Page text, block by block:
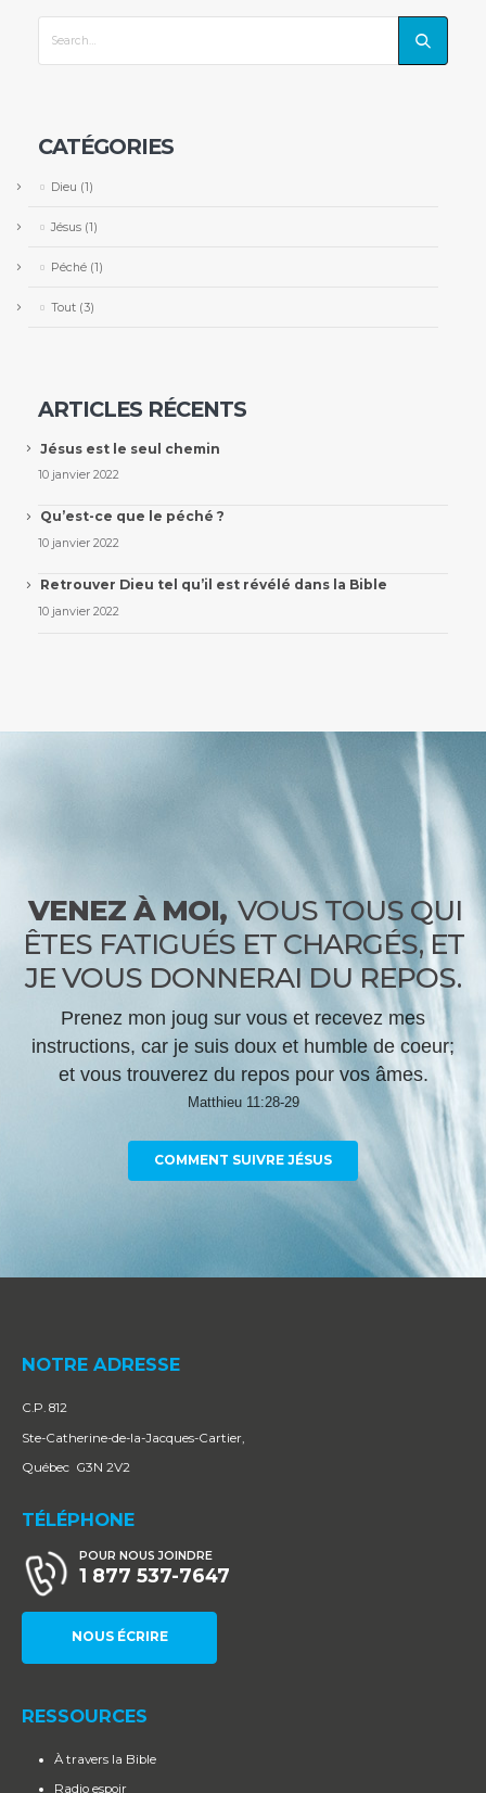
CATÉGORIES
Dieu (1)
Jésus(1)
Péché(1)
Tout(3)
ARTICLES RÉCENTS
Jésus est le seul chemin
10 janvier 2022
Qu’est-ce que le péché ?
10 janvier 2022
Retrouver Dieu tel qu’il est révélé dans la Bible
10 janvier 2022
VENEZ À MOI, VOUS TOUS QUI
ÊTES FATIGUÉS ET CHARGÉS, ET
JE VOUS DONNERAI DU REPOS.
Prenez mon joug sur vous et recevez mes
instructions, car je suis doux et humble de coeur;
et vous trouverez du repos pour vos âmes.
Matthieu 11:28-29
COMMENT SUIVRE JÉSUS
NOTRE ADRESSE
C.P. 812
Ste-Catherine-de-la-Jacques-Cartier,
Québec G3N 2V2
TÉLÉPHONE
POUR NOUS JOINDRE
1 877 537-7647
NOUS ÉCRIRE
RESSOURCES
À travers la Bible
Radio espoir